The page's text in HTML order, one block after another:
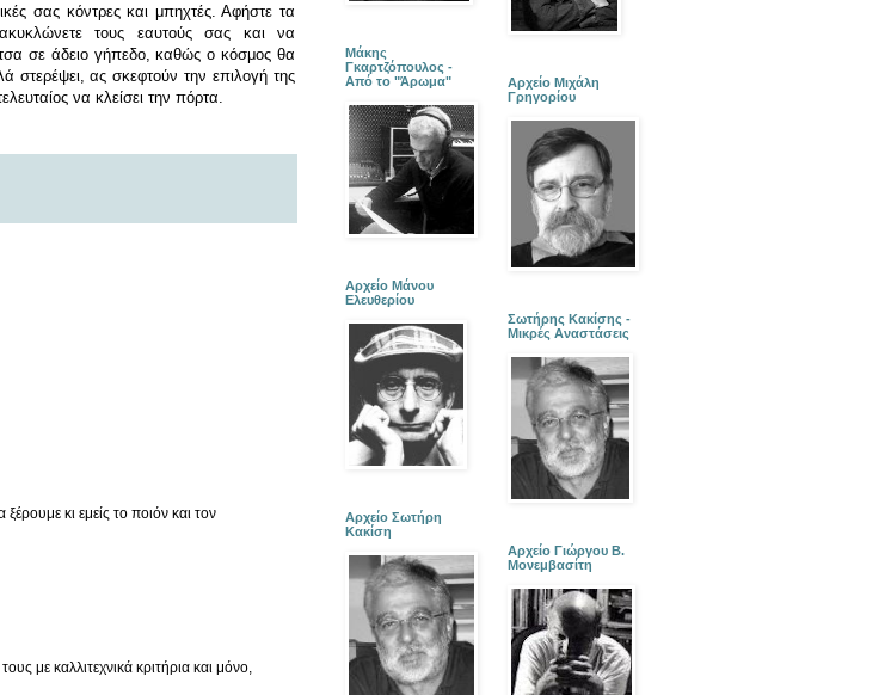
σας κόντρες και μπηχτές. Αφήστε τα
τους εαυτούς σας και να
σε άδειο γήπεδο, καθώς ο κόσμος θα
στερέψει, ας σκεφτούν την επιλογή της
να κλείσει την πόρτα.
κι εμείς το ποιόν και τον
με καλλιτεχνικά κριτήρια και μόνο,
Μάκης
Γκαρτζόπουλος -
Από το "Άρωμα"
Αρχείο Μάνου
Ελευθερίου
Αρχείο Σωτήρη
Κακίση
Αρχείο Μιχάλη
Γρηγορίου
Σωτήρης Κακίσης -
Μικρές Αναστάσεις
Αρχείο Γιώργου Β.
Μονεμβασίτη